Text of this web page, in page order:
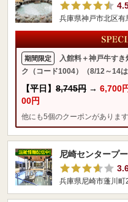
兵庫県神戸市北区
期間限定
入館料＋神戸牛す
ク（コード1004）（8/12～14は
【平日】 8,745円 → 6,700
00円
他にも5個のクーポンがあります
尼崎センタープ
兵庫県尼崎市蓬川町